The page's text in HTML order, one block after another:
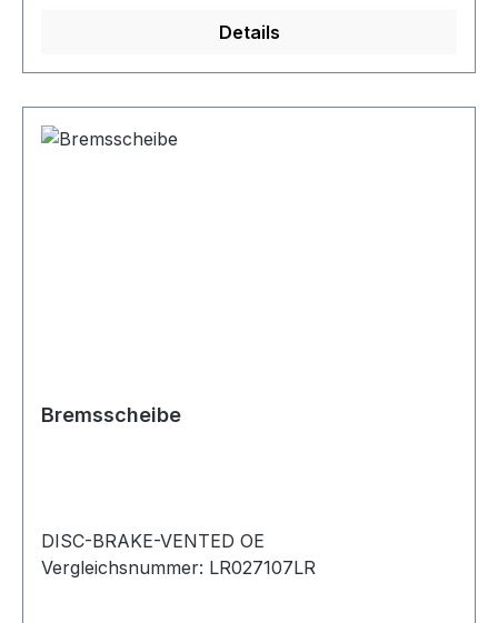
Details
Bremsscheibe
DISC-BRAKE-VENTED OE
Vergleichsnummer: LR027107LR